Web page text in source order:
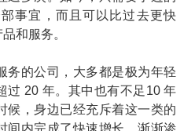
事宜，而且可以比过去更快
和服务。
的公司，大多都是极为年轻
过 20 年。其中也有不足10 年
候，身边已经充斥着这一类的
间内完成了快速增长，渐渐渗